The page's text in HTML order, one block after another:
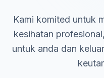
Kami komited untuk
kesihatan
untuk anda dan